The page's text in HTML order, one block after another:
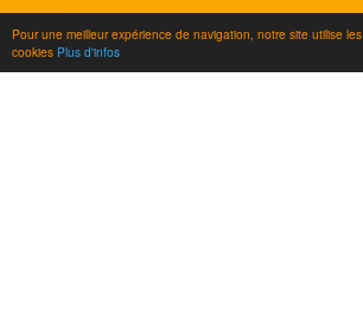
Pour une meilleur expérience de navigation, notre site utilise les
cookies Plus d'infos